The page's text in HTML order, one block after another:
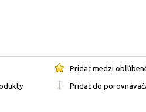
Pridať medzi
Pridať do